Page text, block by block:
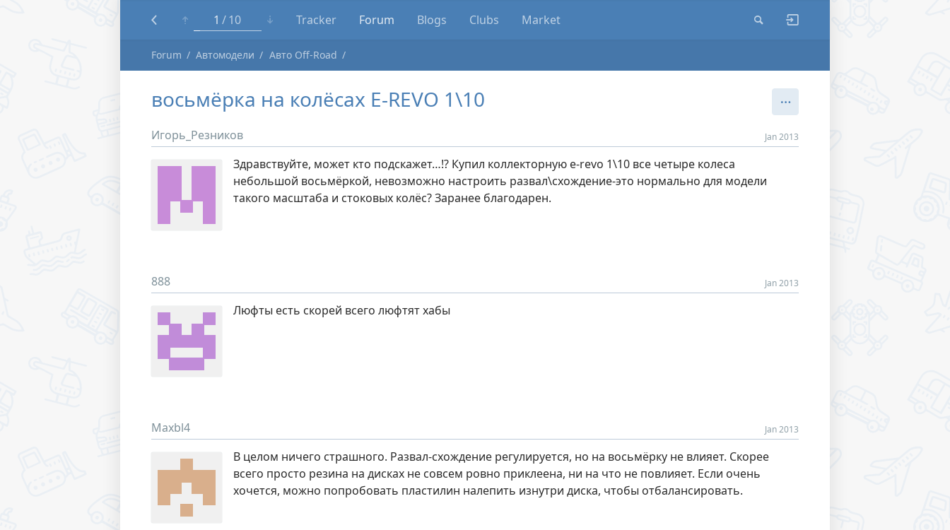
1 10 Tracker Forum Blogs Clubs Market
Forum Автомодели Авто Off-Road
восьмёрка на колёсах E-REVO 1\10
Игорь_Резников Jan 2013
Здравствуйте, может кто подскажет…!? Купил коллекторную e-revo 1\10 все четыре колеса
небольшой восьмёркой, невозможно настроить развал\схождение-это нормально для модели
такого масштаба и стоковых колёс? Заранее благодарен.
888 Jan 2013
Люфты есть скорей всего люфтят хабы
Maxbl4 Jan 2013
В целом ничего страшного. Развал-схождение регулируется, но на восьмёрку не влияет. Скорее
всего просто резина на дисках не совсем ровно приклеена, ни на что не повлияет. Если очень
хочется, можно попробовать пластилин налепить изнутри диска, чтобы отбалансировать.